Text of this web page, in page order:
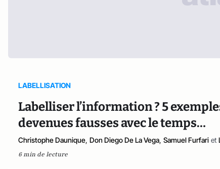
LABELLISATION
Labelliser l’information ? 5
devenues fausses avec le temps…
Christophe Daunique, Don Diego De La Vega, Samuel Furfari et
6 min de lecture